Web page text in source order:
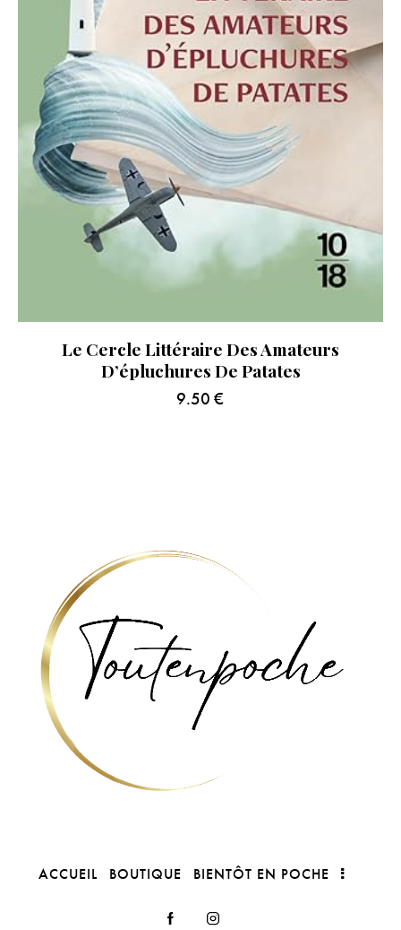
Le Cercle Littéraire Des Amateurs
D’épluchures De Patates
9.50 €
ACCUEIL BOUTIQUE BIENTÔT EN POCHE